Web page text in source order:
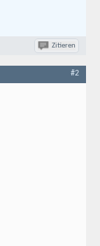
Zitieren
#2